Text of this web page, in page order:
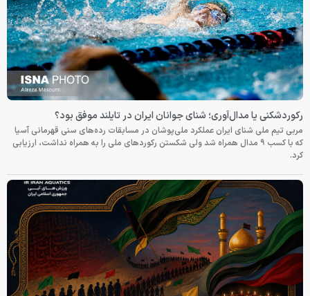
رکوردشکنی یا مدال‌آوری؛ شنای جوانان ایران در تایلند موفق بود؟
مربی تیم ملی شنای ایران عملکرد ملی‌پوشان در مسابقات رده‌های سنی قهرمانی آسیا
که با کسب ۹ مدال همراه شد ولی شکستن رکوردهای ملی را به همراه نداشت، ارزیابی
کرد.